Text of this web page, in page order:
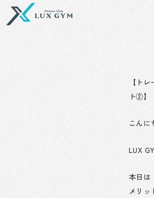
を
【ト
ト②】
こんに
LUX
本日は
メリ